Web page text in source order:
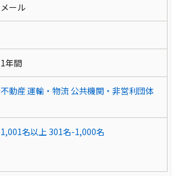
メール
1年間
不動産運輸・物流 公共機関・非営利団体
1,001名以上 301名-1,000名